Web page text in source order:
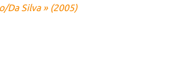
Da Silva » (2005)